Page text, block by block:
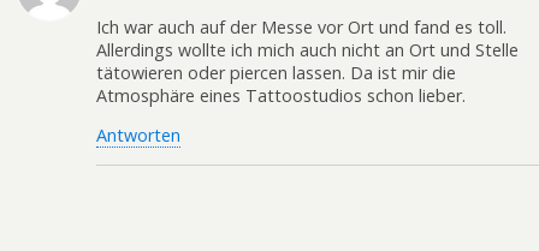
Ich war auch auf der Messe vor Ort und fand es toll.
Allerdings wollte ich mich auch nicht an Ort und Stelle
tätowieren oder piercen lassen. Da ist mir die
Atmosphäre eines Tattoostudios schon lieber.
Antworten